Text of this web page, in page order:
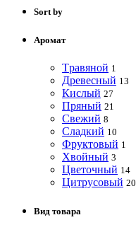
Sort by
Аромат
Tравяной 1
Древесный 13
Кислый 27
Пряный 21
Свежий 8
Сладкий 10
Фруктовый 1
Хвойный 3
Цветочный 14
Цитрусовый 20
Вид товара